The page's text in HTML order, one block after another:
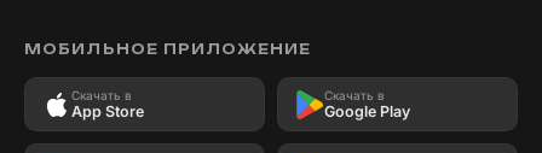
МОБИЛЬНОЕ ПРИЛОЖЕНИЕ
Скачать в
App Store
Скачать в
Google Play